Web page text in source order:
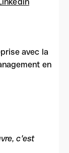
avec la
en
c'est